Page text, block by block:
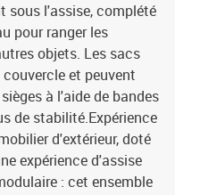
sous l'assise, complété
pour ranger les
objets. Les sacs
et peuvent
à l'aide de bandes
de stabilité.Expérience
d'extérieur, doté
expérience d'assise
: cet ensemble